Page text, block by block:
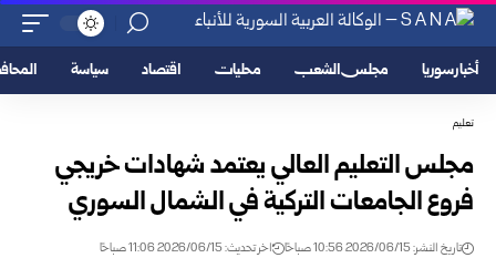
أخبار سوريا مجلس الشعب محليات اقتصاد سياسة
تعليم
مجلس التعليم العالي يعتمد شهادات خريجي
فروع الجامعات التركية في الشمال ‏السوري
تاريخ النشر: 2026/06/15 10:56 صباحًا اخر تحديث: 2026/06/15 11:06 صباحًا